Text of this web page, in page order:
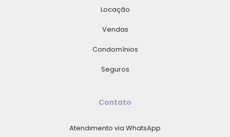
Locação
Vendas
Condomínios
Seguros
Contato
Atendimento via WhatsApp